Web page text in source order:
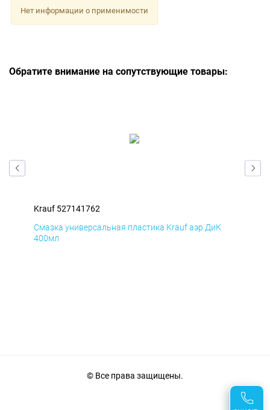
Нет информации о применимости
Обратите внимание на сопутствующие товары:
Krauf 527141762
Смазка универсальная пластика Krauf аэр ДиК
400мл
© Все права защищены.